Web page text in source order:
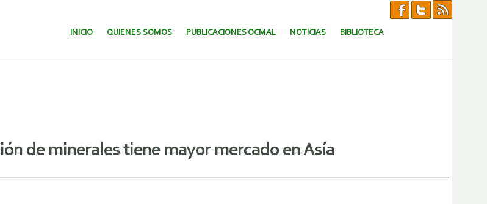
SALTAR AL CONTENIDO.
INICIO QUIENES SOMOS PUBLICACIONES OCMAL NOTICIAS BIBLIOTECA
de minerales tiene mayor mercado en Asía